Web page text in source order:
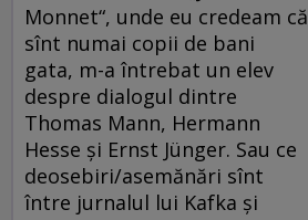
Monnet“, unde eu credeam că
sînt numai copii de bani
gata, m-a întrebat un elev
despre dialogul dintre
Thomas Mann, Hermann
Hesse și Ernst Jünger. Sau ce
deosebiri/asemănări sînt
între jurnalul lui Kafka și